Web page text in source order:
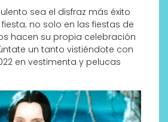
sea el disfraz más éxito
no solo en las fiestas de
hacen su propia celebración
un tanto vistiéndote con
en vestimenta y pelucas